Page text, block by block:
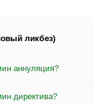
ликбез)
аннуляция?
директива?